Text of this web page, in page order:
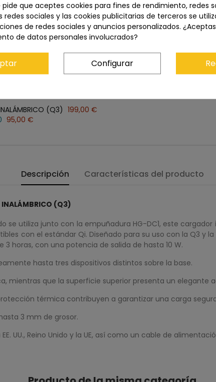
Precio total: 358,90 €
Añadir los tres al carrito
(Q3) 199,00 €
95,00 €
Descripción Características del producto
INALÁMBRICO (Q3)
utiliza junto con la empuñadura HG-DC1, este
con el estándar Qi. Diseñado para su uso con la Q3 y
horas, con una potencia de salida de hasta 10 W.
hasta tres dispositivos distintos sobre la base.
mientras que la superficie superior presenta un elegante
térmica contribuyen a garantizar una carga
3 mm de grosor.
UU., Reino Unido y la UE, así como un cable de
que aceptes cookies para fines de rendimiento, redes
redes sociales y las cookies publicitarias de terceros se
de redes sociales y anuncios personalizados.
de datos personales involucrados?
Configurar